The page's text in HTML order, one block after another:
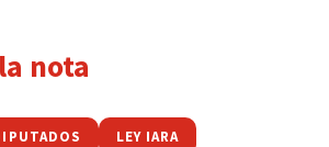
nota
LEY IARA